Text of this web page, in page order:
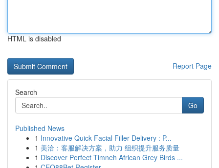
HTML is disabled
Report Page
Search
Go
Published News
1 Innovative Quick Facial Filler Delivery : P...
1 美洽：客服解决方案，助力 组织提升服务质量
1 Discover Perfect Timneh African Grey Birds ...